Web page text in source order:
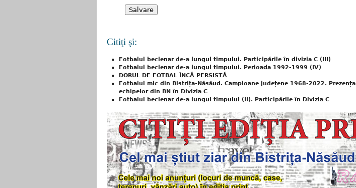
Citiţi şi:
Fotbalul beclenar de-a lungul timpului. Participările în divizia C (III)
Fotbalul beclenar de-a lungul timpului. Perioada 1992-1999 (IV)
DORUL DE FOTBAL ÎNCĂ PERSISTĂ
Fotbalul mic din Bistrița-Năsăud. Campioane județene 1968-2022. Prezența
echipelor din BN în Divizia C
Fotbalul beclenar de-a lungul timpului (II). Participările în Divizia C